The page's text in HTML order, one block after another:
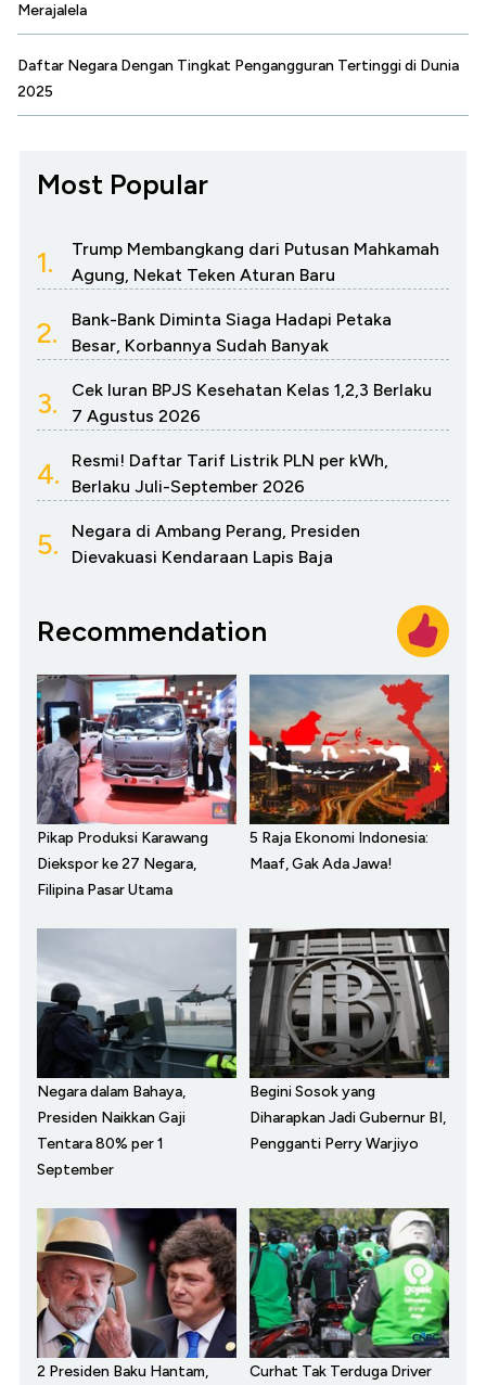
Merajalela
Daftar Negara Dengan Tingkat Pengangguran Tertinggi di Dunia
2025
Most Popular
1.
Trump Membangkang dari Putusan Mahkamah
Agung, Nekat Teken Aturan Baru
2.
Bank-Bank Diminta Siaga Hadapi Petaka
Besar, Korbannya Sudah Banyak
3.
Cek Iuran BPJS Kesehatan Kelas 1,2,3 Berlaku
7 Agustus 2026
4.
Resmi! Daftar Tarif Listrik PLN per kWh,
Berlaku Juli-September 2026
5.
Negara di Ambang Perang, Presiden
Dievakuasi Kendaraan Lapis Baja
Recommendation
Pikap Produksi Karawang
Diekspor ke 27 Negara,
Filipina Pasar Utama
5 Raja Ekonomi Indonesia:
Maaf, Gak Ada Jawa!
Negara dalam Bahaya,
Presiden Naikkan Gaji
Tentara 80% per 1
September
Begini Sosok yang
Diharapkan Jadi Gubernur BI,
Pengganti Perry Warjiyo
2 Presiden Baku Hantam,
Curhat Tak Terduga Driver